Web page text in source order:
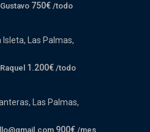
750€ /todo
Isleta, Las Palmas,
1.200€ /todo
Las Palmas,
900€ /mes